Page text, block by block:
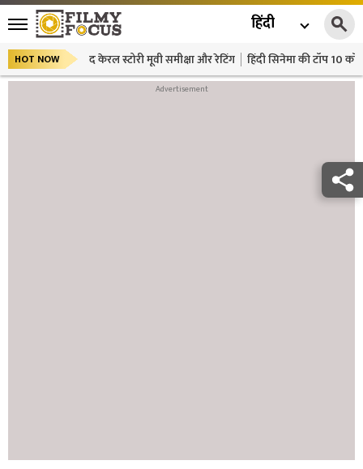
हिंदी
HOT NOW द केरल स्टोरी मूवी समीक्षा और रेटिंग हिंदी सिनेमा की टॉप 10